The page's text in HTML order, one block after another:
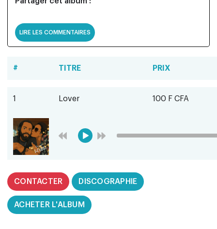
LIRE LES COMMENTAIRES
# TITRE PRIX
1 Lover 100 F CFA
CONTACTER DISCOGRAPHIE
ACHETER L'ALBUM